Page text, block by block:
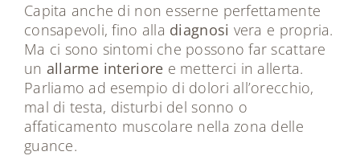
Capita anche di non esserne perfettamente
consapevoli, fino alla diagnosi vera e propria.
Ma ci sono sintomi che possono far scattare
un allarme interiore e metterci in allerta.
Parliamo ad esempio di dolori all’orecchio,
mal di testa, disturbi del sonno o
affaticamento muscolare nella zona delle
guance.